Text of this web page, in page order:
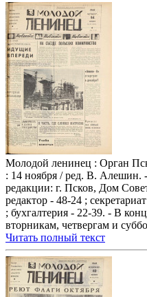
Молодой ленинец : Орган
: 14 ноября / ред. В. Алешин.
редакции: г. Псков, Дом
редактор - 48-24 ;
; бухгалтерия - 22-39. - В
вторникам, четвергам и
Читать полный текст